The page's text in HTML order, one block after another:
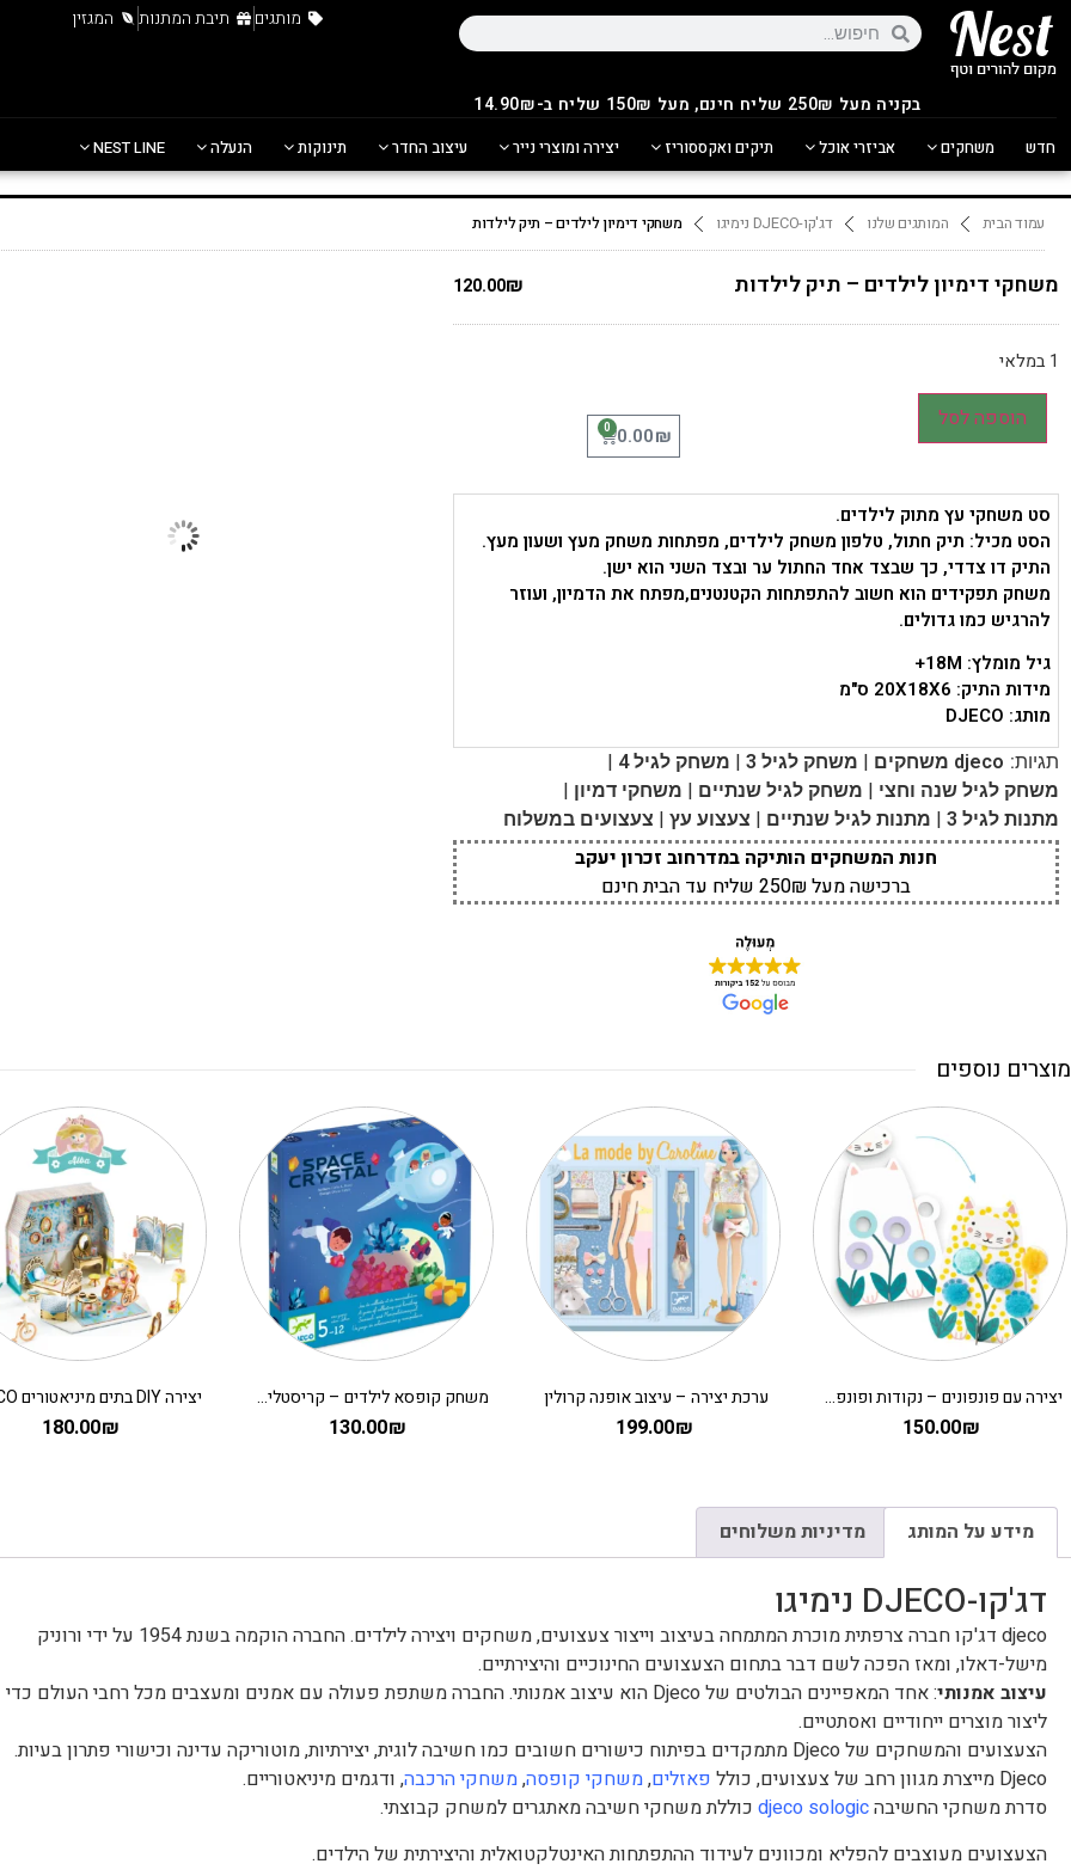
בקניה מעל 250 ₪ שליח חינם, מעל 150₪ שליח ב-14.90₪
מותגים תיבת המתנות המגזין
חדש משחקים אביזרי אוכל תיקים ואקססוריז יצירה ומוצרי נייר עיצוב החדר תינוקות הנעלה NEST LINE
עמוד הבית המותגים שלנו דג'קו-DJECO נימיגו משחקי דימיון לילדים – תיק לילדות
משחקי דימיון לילדים – תיק לילדות 120.00₪
1 במלאי
הוספה לסל
0.00₪
0
סט משחקי עץ מתוק לילדים.
הסט מכיל: תיק חתול, טלפון משחק לילדים, מפתחות משחק מעץ ושעון מעץ.
התיק דו צדדי, כך שבצד אחד החתול ער ובצד השני הוא ישן.
משחק תפקידים הוא חשוב להתפתחות הקטנטנים,מפתח את הדמיון, ועוזר
להרגיש כמו גדולים.
גיל מומלץ: 18M+
מידות התיק: 20X18X6 ס"מ
מותג: DJECO
תגיות: djeco משחקים | משחק לגיל 3 | משחק לגיל 4 |
משחק לגיל שנה וחצי | משחק לגיל שנתיים | משחקי דמיון |
מתנות לגיל 3 | מתנות לגיל שנתיים | צעצוע עץ | צעצועים במשלוח
חנות המשחקים הותיקה במדרחוב זכרון יעקב
ברכישה מעל 250₪ שליח עד הבית חינם
מוצרים נוספים
יצירה עם פונפונים – נקודות ופונפונים בדשא DJECO
150.00₪
ערכת יצירה – עיצוב אופנה קרולין
199.00₪
משחק קופסא לילדים – קריסטלים בחלל
130.00₪
180.00₪
מידע על המותג מדיניות משלוחים
דג'קו-DJECO נימיגו
djeco דג'קו חברה צרפתית מוכרת המתמחה בעיצוב וייצור צעצועים, משחקים ויצירה לילדים. החברה הוקמה בשנת 1954 על ידי ורוניק
מישל-דאלו, ומאז הפכה לשם דבר בתחום הצעצועים החינוכיים והיצירתיים.
עיצוב אמנותי
: אחד המאפיינים הבולטים של Djeco הוא עיצוב אמנותי. החברה משתפת פעולה עם אמנים ומעצבים מכל רחבי העולם כדי
ליצור מוצרים ייחודיים ואסתטיים.
הצעצועים והמשחקים של Djeco מתמקדים בפיתוח כישורים חשובים כמו חשיבה לוגית, יצירתיות, מוטוריקה עדינה וכישורי פתרון בעיות.
Djeco מייצרת מגוון רחב של צעצועים, כולל
פאזלים,משחקי קופסה,משחקי הרכבה, ודגמים מיניאטוריים.
סדרת משחקי החשיבהdjeco sologic כוללת משחקי חשיבה מאתגרים למשחק קבוצתי.
הצעצועים מעוצבים להפליא ומכוונים לעידוד ההתפתחות האינטלקטואלית והיצירתית של הילדים.